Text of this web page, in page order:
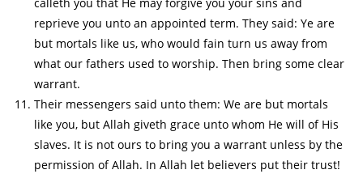
reprieve you unto an appointed term. They said: Ye are
but mortals like us, who would fain turn us away from
what our fathers used to worship. Then bring some clear
warrant.
Their messengers said unto them: We are but mortals
like you, but Allah giveth grace unto whom He will of His
slaves. It is not ours to bring you a warrant unless by the
permission of Allah. In Allah let believers put their trust!